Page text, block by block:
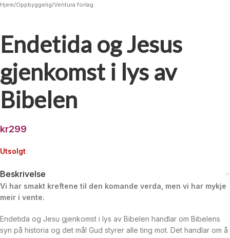
Hjem/Oppbyggelig/Ventura forlag
Endetida og Jesus
gjenkomst i lys av
Bibelen
kr299
Utsolgt
Beskrivelse
Vi har smakt kreftene til den komande verda, men vi har mykje
meir i vente.
Endetida og Jesu gjenkomst i lys av Bibelen handlar om Bibelens
syn på historia og det mål Gud styrer alle ting mot. Det handlar om å